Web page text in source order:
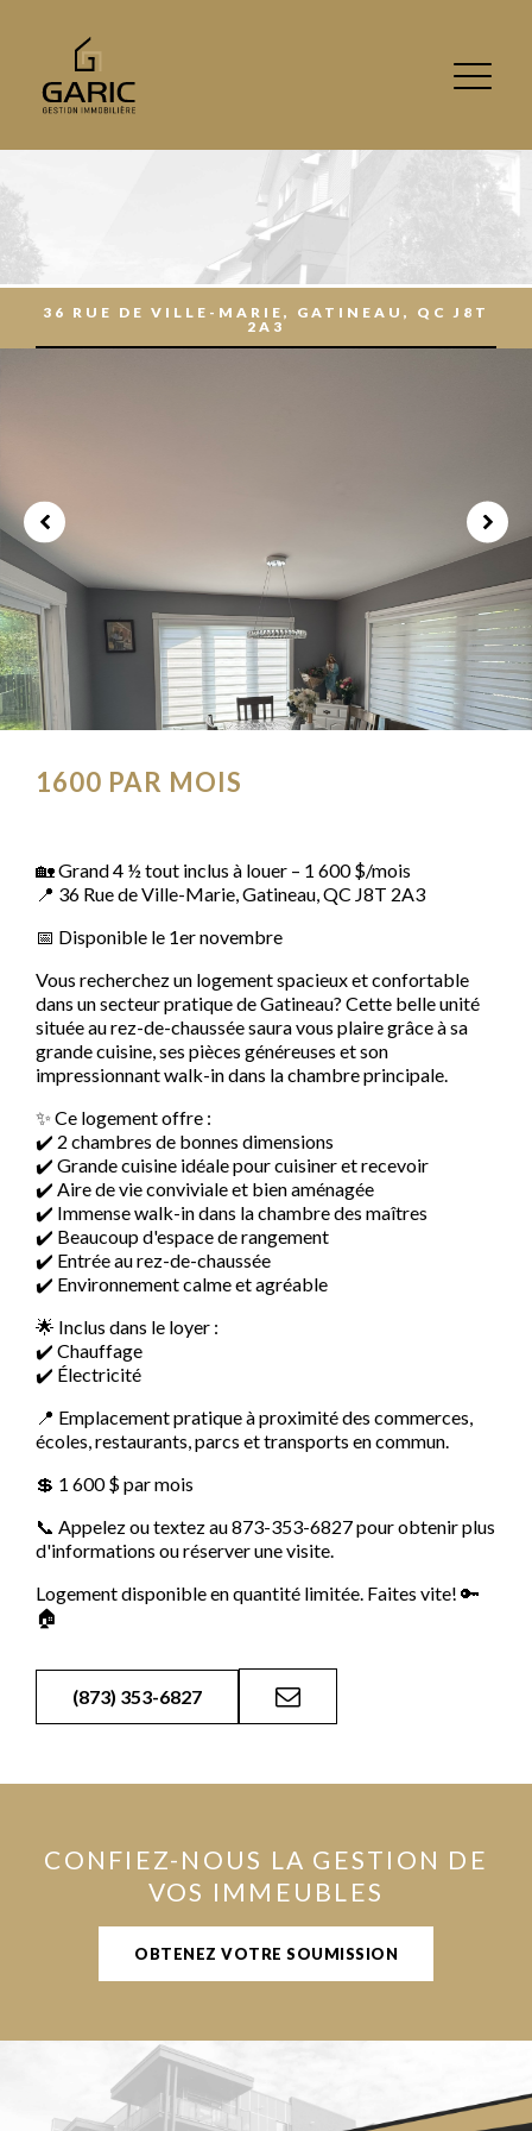
36 RUE DE VILLE-MARIE, GATINEAU, QC J8T
2A3
1600 PAR MOIS
🏡 Grand 4 ½ tout inclus à louer – 1 600 $/mois
📍 36 Rue de Ville-Marie, Gatineau, QC J8T 2A3
📅 Disponible le 1er novembre
Vous recherchez un logement spacieux et confortable
dans un secteur pratique de Gatineau? Cette belle unité
située au rez-de-chaussée saura vous plaire grâce à sa
grande cuisine, ses pièces généreuses et son
impressionnant walk-in dans la chambre principale.
✨ Ce logement offre :
✔️ 2 chambres de bonnes dimensions
✔️ Grande cuisine idéale pour cuisiner et recevoir
✔️ Aire de vie conviviale et bien aménagée
✔️ Immense walk-in dans la chambre des maîtres
✔️ Beaucoup d'espace de rangement
✔️ Entrée au rez-de-chaussée
✔️ Environnement calme et agréable
🌟 Inclus dans le loyer :
✔️ Chauffage
✔️ Électricité
📍 Emplacement pratique à proximité des commerces,
écoles, restaurants, parcs et transports en commun.
💲 1 600 $ par mois
📞 Appelez ou textez au 873-353-6827 pour obtenir plus
d'informations ou réserver une visite.
Logement disponible en quantité limitée. Faites vite! 🔑
🏠
(873) 353-6827
CONFIEZ-NOUS LA GESTION DE
VOS IMMEUBLES
OBTENEZ VOTRE SOUMISSION